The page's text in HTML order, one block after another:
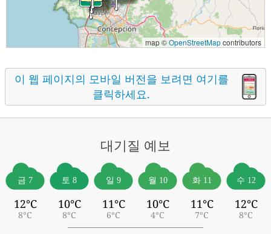
map ©OpenStreetMapcontributors
이 웹 페이지의 모바일 버전을 보려면 여기를
클릭하세요.
대기질 예보
금 7
12°C
8°C
토 8
10°C
8°C
일 9
11°C
6°C
월 10
10°C
4°C
화 11
11°C
7°C
수 12
12°C
8°C